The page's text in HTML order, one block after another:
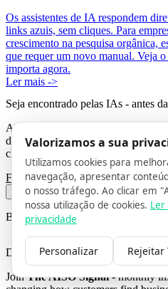
Os assistentes de IA respondem
links azuis, sem cliques. Para
crescimento na pesquisa orgânica,
que requer um novo manual. Veja
importa agora.
Ler mais ->
Seja encontrado pelas IAs - antes
AISO Hub ajuda marcas
de descoberta que mais cresce
clientes deixem de o encontrar.
Fale com um especialista Explorar
BEFORE YOU GO
Don't miss the AI search shift
JoinThe AISO Signal- monthly
Valorizamos a sua
Utilizamos cookies para
navegação, apresentar
o nosso tráfego. Ao clicar em
nossa utilização de cookies. Ler
privacidade
Personalizar Rejeitar